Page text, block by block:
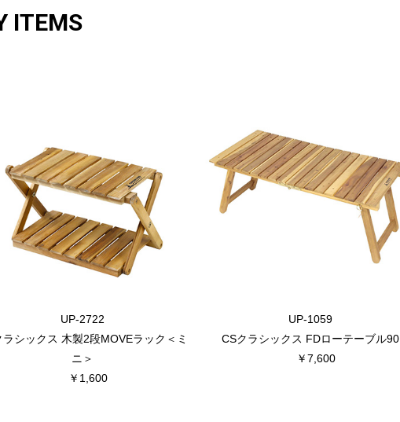
ITEMS
UP-2722
ラシックス 木製2段MOVEラック＜ミ
ニ＞
￥1,600
UP-1059
CSクラシックス FDローテーブル90
￥7,600